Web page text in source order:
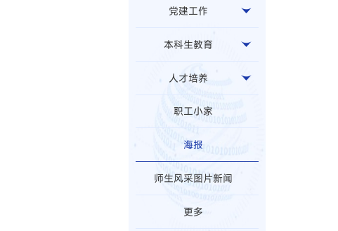
党建工作
本科生教育
人才培养
职工小家
海报
师生风采图片新闻
更多